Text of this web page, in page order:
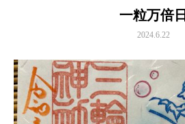
一粒万倍日
2024.6.22